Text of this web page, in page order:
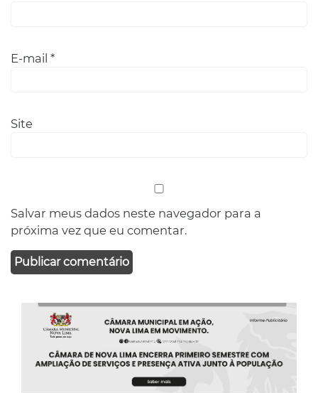
E-mail *
Site
Salvar meus dados neste navegador para a
próxima vez que eu comentar.